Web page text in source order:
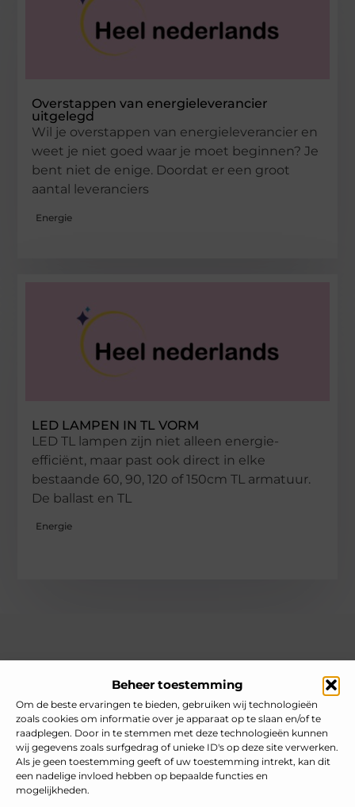
Beheer toestemming
Om de beste ervaringen te bieden, gebruiken wij technologieën
zoals cookies om informatie over je apparaat op te slaan en/of te
raadplegen. Door in te stemmen met deze technologieën kunnen
wij gegevens zoals surfgedrag of unieke ID's op deze site verwerken.
Als je geen toestemming geeft of uw toestemming intrekt, kan dit
een nadelige invloed hebben op bepaalde functies en
mogelijkheden.
Overstappen van energieleverancier
uitgelegd
Wil je overstappen van energieleverancier en
weet je niet goed waar je moet beginnen? Je
bent niet de enige. Doordat er een groot
aantal leveranciers
Energie
LED LAMPEN IN TL VORM
LED TL lampen zijn niet alleen energie-
efficiënt, maar past ook direct in elke
bestaande 60, 90, 120 of 150cm TL armatuur.
De ballast en TL
Energie
Jouw gids voor inspiratie en tips uit het dagelijks leven.
Ontdek een brede verzameling blogs en artikelen die je helpen
om het meeste uit elke dag te halen, met praktische adviezen
en verrassende inzichten.
Bericht categorie